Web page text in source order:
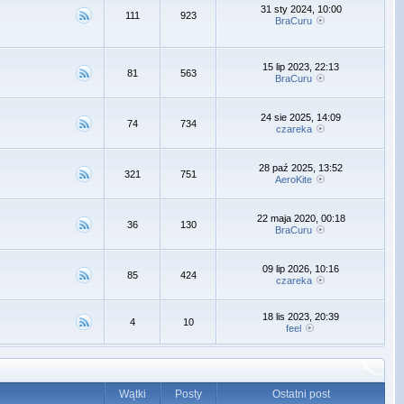
111 923
31 sty 2024, 10:00
BraCuru
81 563
15 lip 2023, 22:13
BraCuru
74 734
24 sie 2025, 14:09
czareka
321 751
28 paź 2025, 13:52
AeroKite
36 130
22 maja 2020, 00:18
BraCuru
85 424
09 lip 2026, 10:16
czareka
4 10
18 lis 2023, 20:39
feel
Wątki Posty Ostatni post